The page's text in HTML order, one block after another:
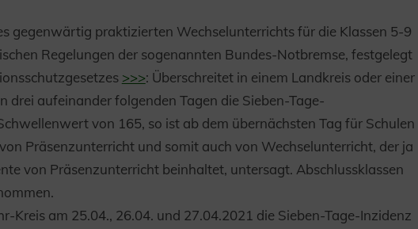
gegenwärtig praktizierten Wechselunterrichts für die Klassen 5-9
Regelungen der sogenannten Bundes-Notbremse, festgelegt
>>>: Überschreitet in einem Landkreis oder einer
drei aufeinander folgenden Tagen die Sieben-Tage-
von 165, so ist ab dem übernächsten Tag für Schulen
Präsenzunterricht und somit auch von Wechselunterricht, der ja
von Präsenzunterricht beinhaltet, untersagt. Abschlussklassen
Kreis am 25.04., 26.04. und 27.04.2021 die Sieben-Tage-Inzidenz